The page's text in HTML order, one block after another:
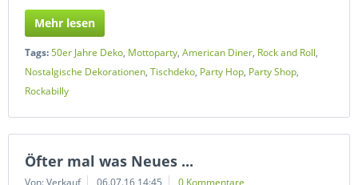
Mehr lesen
Tags:50er Jahre Deko, Mottoparty, American Diner, Rock and Roll,
Nostalgische Dekorationen, Tischdeko, Party Hop, Party Shop,
Rockabilly
Öfter mal was Neues ...
Von: Verkauf 06.07.16 14:45 0 Kommentare